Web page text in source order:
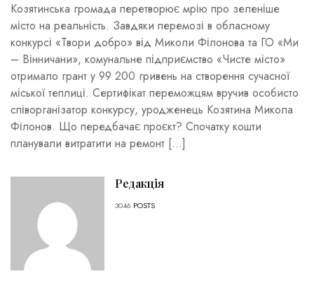
Козятинська громада перетворює мрію про зеленіше
місто на реальність. Завдяки перемозі в обласному
конкурсі «Твори добро» від Миколи Філонова та ГО «Ми
– Вінничани», комунальне підприємство «Чисте місто»
отримало грант у 99 200 гривень на створення сучасної
міської теплиці. Сертифікат переможцям вручив особисто
співорганізатор конкурсу, уродженець Козятина Микола
Філонов. Що передбачає проєкт? Спочатку кошти
планували витратити на ремонт […]
Редакція
3046 POSTS